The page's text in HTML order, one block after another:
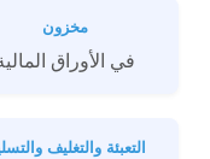
مخزون
في الأوراق
التعبئة والتغليف